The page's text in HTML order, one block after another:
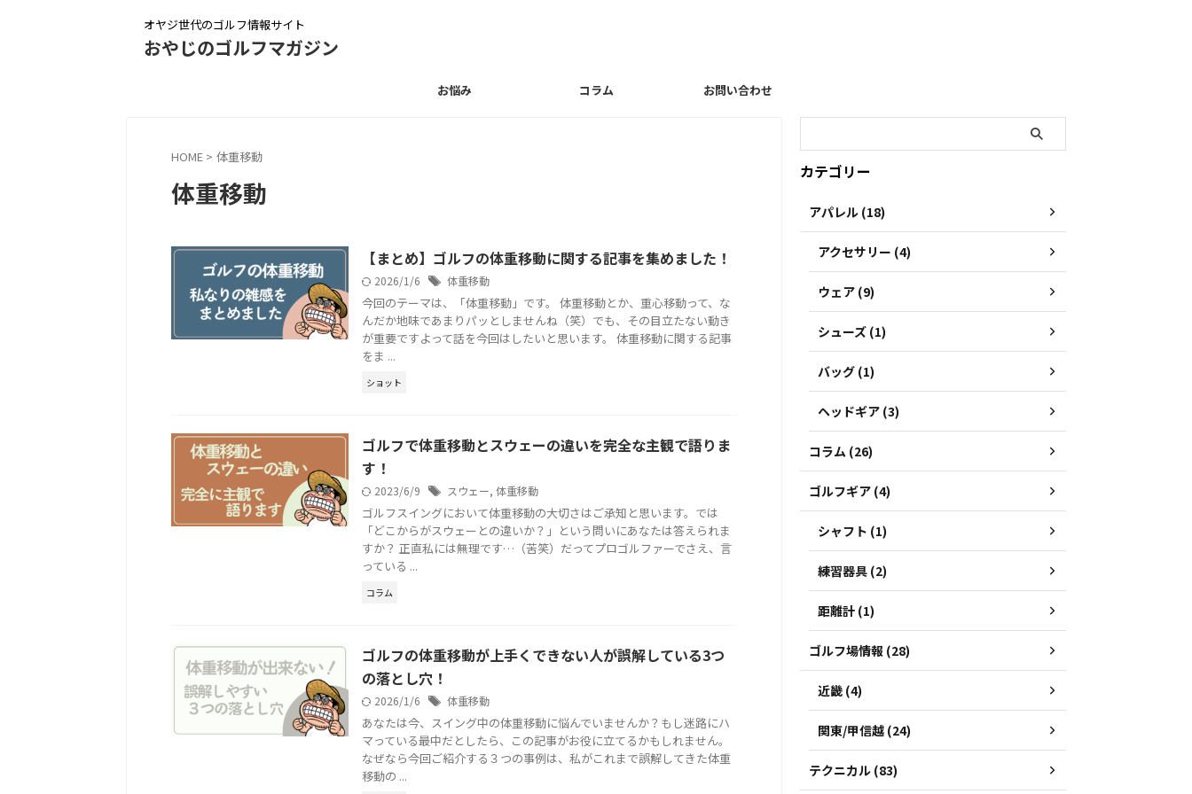
オヤジ世代のゴルフ情報サイト
おやじのゴルフマガジン
お悩み コラム お問い合わせ
HOME > 体重移動
体重移動
【まとめ】ゴルフの体重移動に関する記事を集めました！
2026/1/6 体重移動
今回のテーマは、「体重移動」です。 体重移動とか、重心移動って、な
んだか地味であまりパッとしませんね（笑）でも、その目立たない動き
が重要ですよって話を今回はしたいと思います。 体重移動に関する記事
をま ...
ショット
ゴルフで体重移動とスウェーの違いを完全な主観で語りま
す！
2023/6/9 スウェー, 体重移動
ゴルフスイングにおいて体重移動の大切さはご承知と思います。では
「どこからがスウェーとの違いか？」という問いにあなたは答えられま
すか？ 正直私には無理です…（苦笑）だってプロゴルファーでさえ、言
っている ...
コラム
ゴルフの体重移動が上手くできない人が誤解している3つ
の落とし穴！
2026/1/6 体重移動
あなたは今、スイング中の体重移動に悩んでいませんか？もし迷路にハ
マっている最中だとしたら、この記事がお役に立てるかもしれません。
なぜなら今回ご紹介する３つの事例は、私がこれまで誤解してきた体重
移動の ...
カテゴリー
アパレル (18)
アクセサリー (4)
ウェア (9)
シューズ (1)
バッグ (1)
ヘッドギア (3)
コラム (26)
ゴルフギア (4)
シャフト (1)
練習器具 (2)
距離計 (1)
ゴルフ場情報 (28)
近畿 (4)
関東/甲信越 (24)
テクニカル (83)